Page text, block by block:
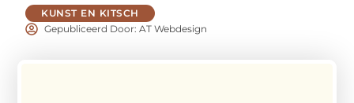
KUNST EN KITSCH
Gepubliceerd Door: AT Webdesign